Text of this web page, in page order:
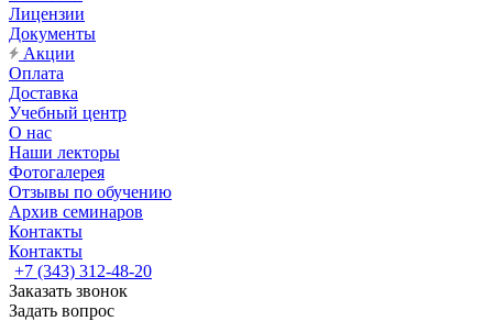
Лицензии
Документы
Акции
Оплата
Доставка
Учебный центр
О нас
Наши лекторы
Фотогалерея
Отзывы по обучению
Архив семинаров
Контакты
Контакты
+7 (343) 312-48-20
Заказать звонок
Задать вопрос